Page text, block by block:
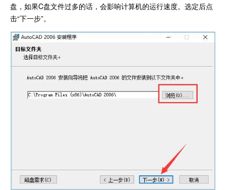
盘，如果C盘文件过多的话，会影响计算机的运行速度。选定后点
击“下一步”。